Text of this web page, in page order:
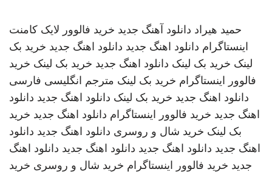
حمید هیراد دانلود آهنگ جدید خرید فالوور لایک کامنت
اینستاگرام دانلود اهنگ جدید دانلود اهنگ جدید خرید بک
لینک خرید بک لینک دانلود اهنگ جدید خرید بک لینک خرید
فالوور اینستاگرام خرید بک لینک مترجم انگلیسی فارسی
دانلود اهنگ جدید خرید بک لینک دانلود اهنگ جدید دانلود
اهنگ جدید خرید فالوور اینستاگرام دانلود اهنگ جدید خرید
بک لینک خرید شال و روسری دانلود اهنگ جدید دانلود
اهنگ جدید دانلود اهنگ جدید دانلود اهنگ جدید دانلود اهنگ
جدید خرید فالوور اینستاگرام خرید شال و روسری خرید